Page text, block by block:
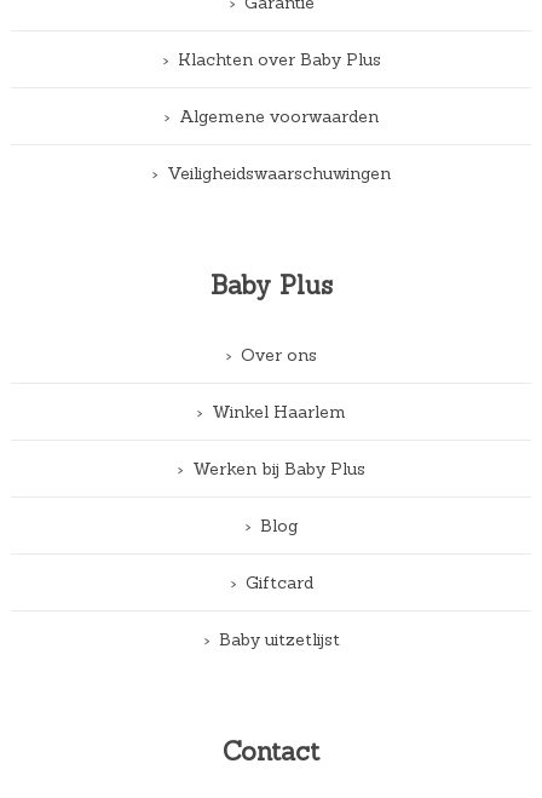
Klachten over Baby Plus
Algemene voorwaarden
Veiligheidswaarschuwingen
Baby Plus
Over ons
Winkel Haarlem
Werken bij Baby Plus
Blog
Giftcard
Baby uitzetlijst
Contact